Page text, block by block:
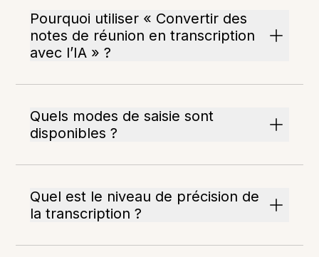
Pourquoi utiliser « Convertir des
notes de réunion en transcription
avec l’IA » ?
Quels modes de saisie sont
disponibles ?
Quel est le niveau de précision de
la transcription ?